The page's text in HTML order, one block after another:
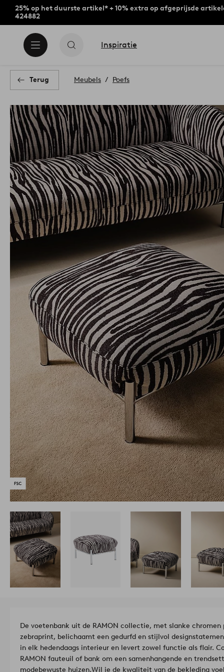
25% op het duurste artikel* + 10% extra op afgeprijsde
424882
Inspiratie
Terug Meubels Poefs
De voetenbank uit de RAMON collectie, met slanke chromen
zebraprint, belichaamt een gedurfd en stijlvol
in elk hedendaags interieur en levert zowel functie als flair.
RAMON fauteuil of bank om een samenhangende en
modebewuste huizen.Wil je de kwaliteit van de bekleding